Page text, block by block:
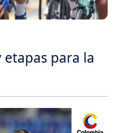
para la